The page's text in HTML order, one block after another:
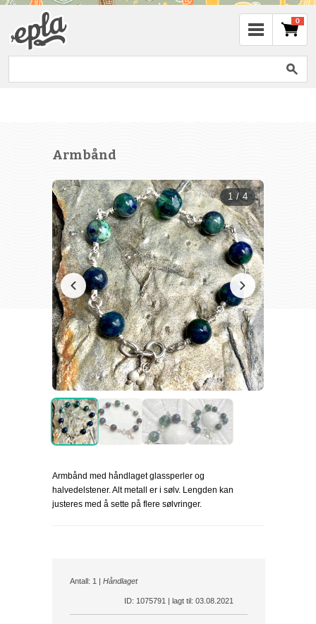
0
Armbånd
1 / 4
Armbånd med håndlaget glassperler og
halvedelstener. Alt metall er i sølv. Lengden kan
justeres med å sette på flere sølvringer.
Antall: 1 | Håndlaget
ID: 1075791 | lagt til: 03.08.2021